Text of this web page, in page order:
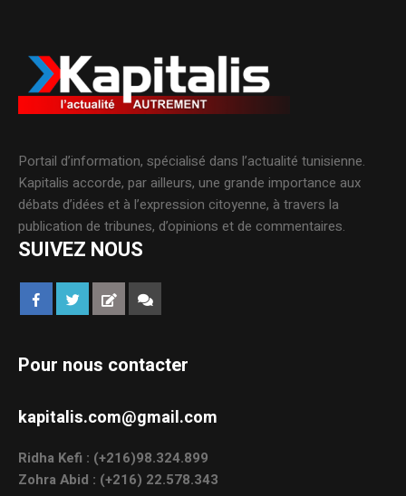
Portail d’information, spécialisé dans l’actualité tunisienne.
Kapitalis accorde, par ailleurs, une grande importance aux
débats d’idées et à l’expression citoyenne, à travers la
publication de tribunes, d’opinions et de commentaires.
SUIVEZ NOUS
Pour nous contacter
kapitalis.com@gmail.com
Ridha Kefi : (+216)98.324.899
Zohra Abid : (+216) 22.578.343